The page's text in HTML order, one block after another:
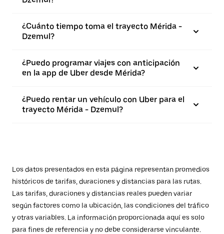
¿Cuánto tiempo toma el trayecto Mérida -
Dzemul?
¿Puedo programar viajes con anticipación
en la app de Uber desde Mérida?
¿Puedo rentar un vehículo con Uber para el
trayecto Mérida - Dzemul?
Los datos presentados en esta página representan promedios
históricos de tarifas, duraciones y distancias para las rutas.
Las tarifas, duraciones y distancias reales pueden variar
según factores como la ubicación, las condiciones del tráfico
y otras variables. La información proporcionada aquí es solo
para fines de referencia y no debe considerarse vinculante.